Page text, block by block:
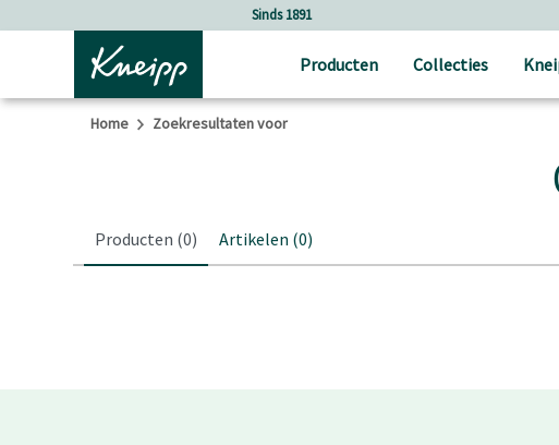
Sinds 1891
Producten Collecties
Home Zoekresultaten voor
Producten (0) Artikelen (0)